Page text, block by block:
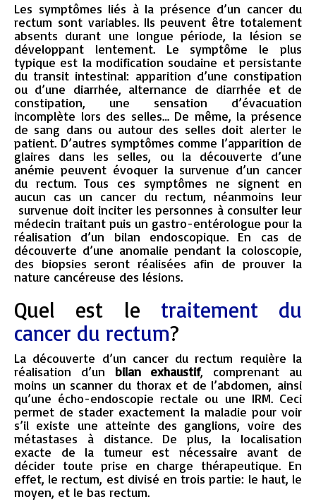
Les symptômes liés à la présence d’un cancer du
rectum sont variables. Ils peuvent être totalement
absents durant une longue période, la lésion se
développant lentement. Le symptôme le plus
typique est la modification soudaine et persistante
du transit intestinal: apparition d’une constipation
ou d’une diarrhée, alternance de diarrhée et de
constipation, une sensation d’évacuation
incomplète lors des selles… De même, la présence
de sang dans ou autour des selles doit alerter le
patient. D’autres symptômes comme l’apparition de
glaires dans les selles, ou la découverte d’une
anémie peuvent évoquer la survenue d’un cancer
du rectum. Tous ces symptômes ne signent en
aucun cas un cancer du rectum, néanmoins leur
survenue doit inciter les personnes à consulter leur
médecin traitant puis un gastro-entérologue pour la
réalisation d’un bilan endoscopique. En cas de
découverte d’une anomalie pendant la coloscopie,
des biopsies seront réalisées afin de prouver la
nature cancéreuse des lésions.
Quel est le traitement du
cancer du rectum?
La découverte d’un cancer du rectum requière la
réalisation d’un bilan exhaustif, comprenant au
moins un scanner du thorax et de l’abdomen, ainsi
qu’une écho-endoscopie rectale ou une IRM. Ceci
permet de stader exactement la maladie pour voir
s’il existe une atteinte des ganglions, voire des
métastases à distance. De plus, la localisation
exacte de la tumeur est nécessaire avant de
décider toute prise en charge thérapeutique. En
effet, le rectum, est divisé en trois partie: le haut, le
moyen, et le bas rectum.